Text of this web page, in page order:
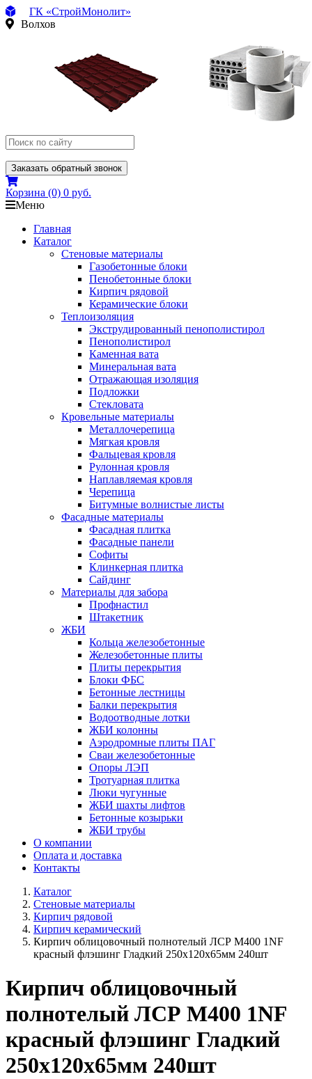
ГК «СтройМонолит»
Волхов
Заказать обратный звонок
Корзина (0) 0 руб.
Меню
Главная
Каталог
Стеновые материалы
Газобетонные блоки
Пенобетонные блоки
Кирпич рядовой
Керамические блоки
Теплоизоляция
Экструдированный пенополистирол
Пенополистирол
Каменная вата
Минеральная вата
Отражающая изоляция
Подложки
Стекловата
Кровельные материалы
Металлочерепица
Мягкая кровля
Фальцевая кровля
Рулонная кровля
Наплавляемая кровля
Черепица
Битумные волнистые листы
Фасадные материалы
Фасадная плитка
Фасадные панели
Софиты
Клинкерная плитка
Сайдинг
Материалы для забора
Профнастил
Штакетник
ЖБИ
Кольца железобетонные
Железобетонные плиты
Плиты перекрытия
Блоки ФБС
Бетонные лестницы
Балки перекрытия
Водоотводные лотки
ЖБИ колонны
Аэродромные плиты ПАГ
Сваи железобетонные
Опоры ЛЭП
Тротуарная плитка
Люки чугунные
ЖБИ шахты лифтов
Бетонные козырьки
ЖБИ трубы
О компании
Оплата и доставка
Контакты
Каталог
Стеновые материалы
Кирпич рядовой
Кирпич керамический
Кирпич облицовочный полнотелый ЛСР М400 1NF
красный флэшинг Гладкий 250х120х65мм 240шт
Кирпич облицовочный
полнотелый ЛСР М400 1NF
красный флэшинг Гладкий
250х120х65мм 240шт